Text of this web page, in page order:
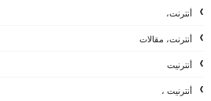
أنترنت،
أنترنت، مقالات
أنترنيت
أنترنيت ،